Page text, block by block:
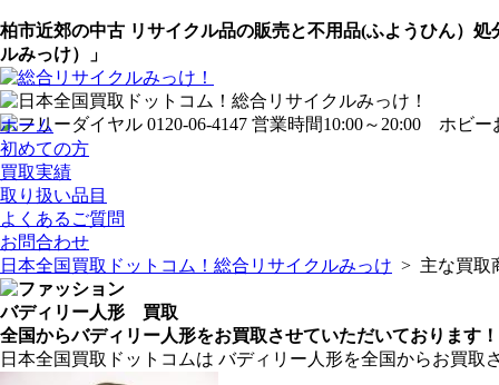
柏市近郊の中古 リサイクル品の販売と不用品(ふようひん）
ルみっけ）」
ホーム
初めての方
買取実績
取り扱い品目
よくあるご質問
お問合わせ
日本全国買取ドットコム！総合リサイクルみっけ > 主な買
バディリー人形 買取
全国からバディリー人形をお買取させていただいております！
日本全国買取ドットコムは バディリー人形を全国からお買